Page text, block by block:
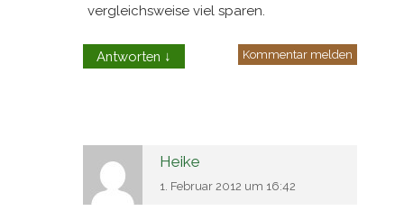
vergleichsweise viel sparen.
Antworten ↓ Kommentar melden
Heike
1. Februar 2012 um 16:42